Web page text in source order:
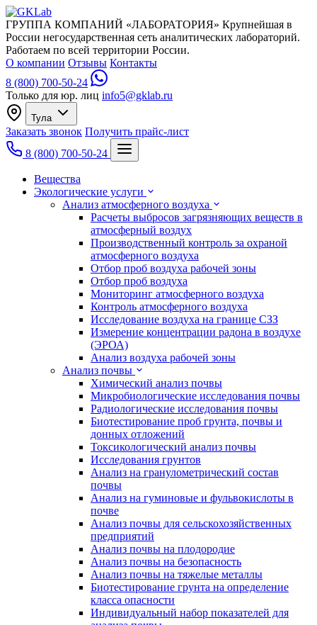
ГРУППА КОМПАНИЙ «ЛАБОРАТОРИЯ» Крупнейшая в
России негосударственная сеть аналитических лабораторий.
Работаем по всей территории России.
О компании Отзывы Контакты
8 (800) 700-50-24
Только для юр. лиц info5@gklab.ru
Тула
Заказать звонок Получить прайс-лист
8 (800) 700-50-24
Вещества
Экологические услуги
Анализ атмосферного воздуха
Расчеты выбросов загрязняющих веществ в
атмосферный воздух
Производственный контроль за охраной
атмосферного воздуха
Отбор проб воздуха рабочей зоны
Отбор проб воздуха
Мониторинг атмосферного воздуха
Контроль атмосферного воздуха
Исследование воздуха на границе СЗЗ
Измерение концентрации радона в воздухе
(ЭРОА)
Анализ воздуха рабочей зоны
Анализ почвы
Химический анализ почвы
Микробиологические исследования почвы
Радиологические исследования почвы
Биотестирование проб грунта, почвы и
донных отложений
Токсикологический анализ почвы
Исследования грунтов
Анализ на гранулометрический состав
почвы
Анализ на гуминовые и фульвокислоты в
почве
Анализ почвы для сельскохозяйственных
предприятий
Анализ почвы на плодородие
Анализ почвы на безопасность
Анализ почвы на тяжелые металлы
Биотестирование грунта на определение
класса опасности
Индивидуальный набор показателей для